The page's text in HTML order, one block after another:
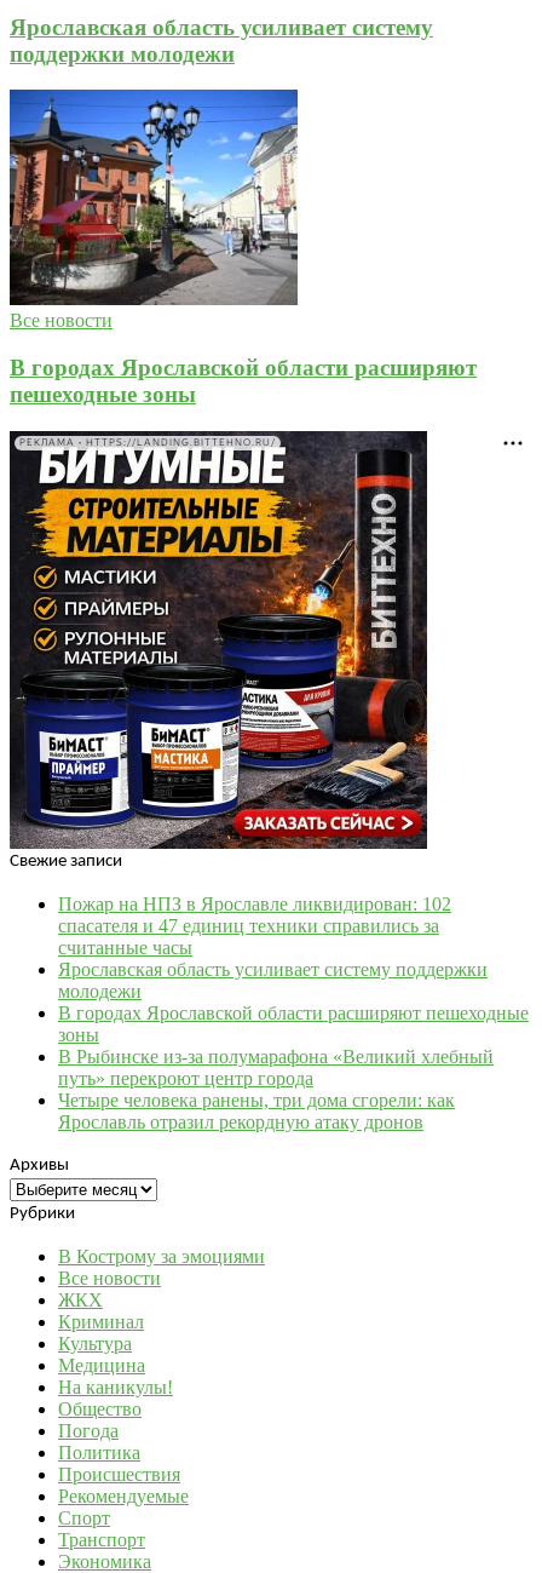
Ярославская область усиливает систему
поддержки молодежи
Все новости
В городах Ярославской области расширяют
пешеходные зоны
РЕКЛАМА • HTTPS://LANDING.BITTEHNO.RU/
Свежие записи
Пожар на НПЗ в Ярославле ликвидирован: 102
спасателя и 47 единиц техники справились за
считанные часы
Ярославская область усиливает систему поддержки
молодежи
В городах Ярославской области расширяют пешеходные
зоны
В Рыбинске из-за полумарафона «Великий хлебный
путь» перекроют центр города
Четыре человека ранены, три дома сгорели: как
Ярославль отразил рекордную атаку дронов
Архивы
Архивы
Рубрики
В Кострому за эмоциями
Все новости
ЖКХ
Криминал
Культура
Медицина
На каникулы!
Общество
Погода
Политика
Происшествия
Рекомендуемые
Спорт
Транспорт
Экономика